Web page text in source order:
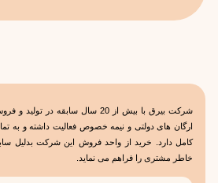
شركت بیرق با بیش از 20 سال سابقه در
ارگان های دولتی و نیمه خصوص فعالیت داشته و به
كامل دارد. خرید از واحد فروش این شركت بدلیل
خاطر مشتری را فراهم می نماید.